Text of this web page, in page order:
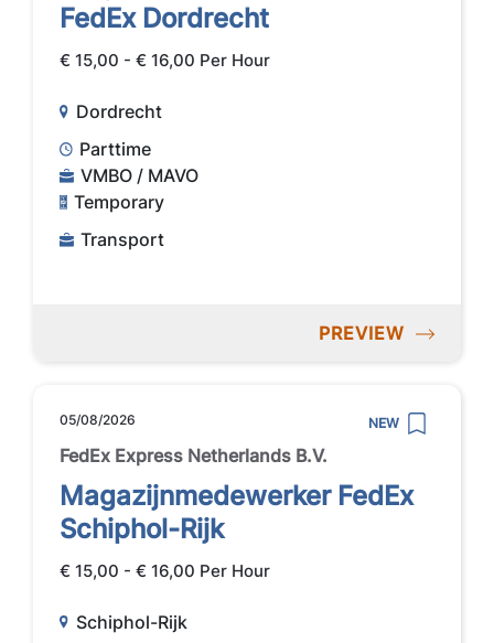
FedEx Dordrecht
€ 15,00 - € 16,00 Per Hour
Dordrecht
Parttime
VMBO / MAVO
Temporary
Transport
PREVIEW
05/08/2026 NEW
FedEx Express Netherlands B.V.
Magazijnmedewerker FedEx
Schiphol-Rijk
€ 15,00 - € 16,00 Per Hour
Schiphol-Rijk